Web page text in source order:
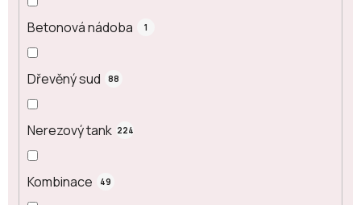
Betonová nádoba 1
Dřevěný sud 88
Nerezový tank 224
Kombinace 49